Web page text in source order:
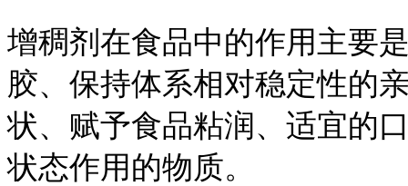
增稠剂在食品中的作用主要
胶、保持体系相对稳定性的
状、赋予食品粘润、适宜的
状态作用的物质。